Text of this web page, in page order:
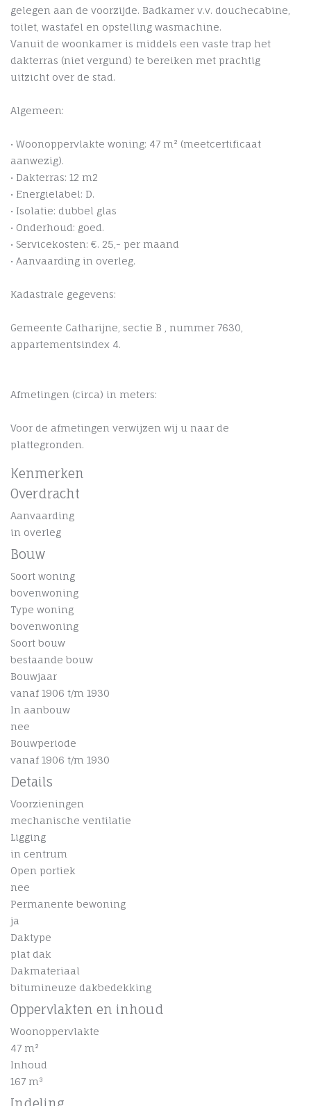
gelegen aan de voorzijde. Badkamer v.v. douchecabine,
toilet, wastafel en opstelling wasmachine.
Vanuit de woonkamer is middels een vaste trap het
dakterras (niet vergund) te bereiken met prachtig
uitzicht over de stad.
Algemeen:
• Woonoppervlakte woning: 47 m² (meetcertificaat
aanwezig).
• Dakterras: 12 m2
• Energielabel: D.
• Isolatie: dubbel glas
• Onderhoud: goed.
• Servicekosten: €. 25,- per maand
• Aanvaarding in overleg.
Kadastrale gegevens:
Gemeente Catharijne, sectie B , nummer 7630,
appartementsindex 4.
Afmetingen (circa) in meters:
Voor de afmetingen verwijzen wij u naar de
plattegronden.
Kenmerken
Overdracht
Aanvaarding
in overleg
Bouw
Soort woning
bovenwoning
Type woning
bovenwoning
Soort bouw
bestaande bouw
Bouwjaar
vanaf 1906 t/m 1930
In aanbouw
nee
Bouwperiode
vanaf 1906 t/m 1930
Details
Voorzieningen
mechanische ventilatie
Ligging
in centrum
Open portiek
nee
Permanente bewoning
ja
Daktype
plat dak
Dakmateriaal
bitumineuze dakbedekking
Oppervlakten en inhoud
Woonoppervlakte
47 m²
Inhoud
167 m³